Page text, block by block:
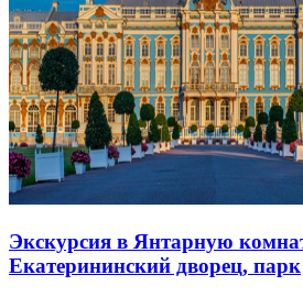
Экскурсия в Янтарную
Екатерининский дворец, парк